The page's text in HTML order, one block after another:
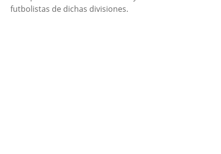
futbolistas de dichas divisiones.